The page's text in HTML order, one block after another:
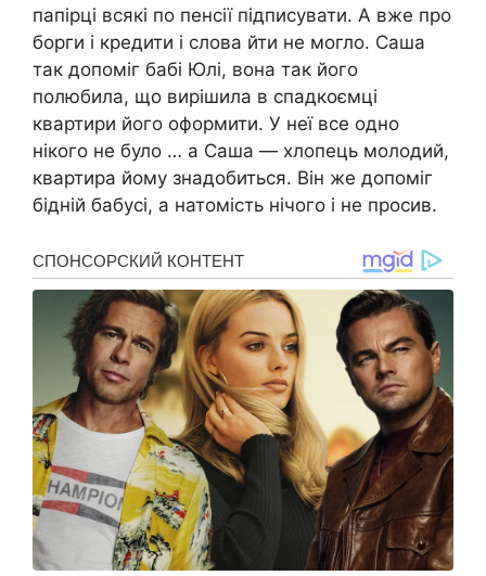
папірці всякі по пенсії підписувати. А вже про
борги і кредити і слова йти не могло. Саша
так допоміг бабі Юлі, вона так його
полюбила, що вирішила в спадкоємці
квартири його оформити. У неї все одно
нікого не було … а Саша — хлопець молодий,
квартира йому знадобиться. Він же допоміг
бідній бабусі, а натомість нічого і не просив.